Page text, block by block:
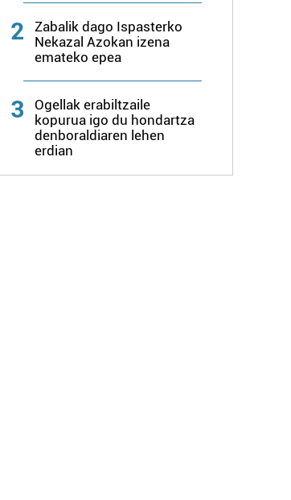
2
Zabalik dago Ispasterko
Nekazal Azokan izena
emateko epea
3
Ogellak erabiltzaile
kopurua igo du hondartza
denboraldiaren lehen
erdian